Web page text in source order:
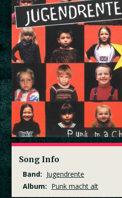
Song Info
Band: Jugendrente
Album: Punk macht alt